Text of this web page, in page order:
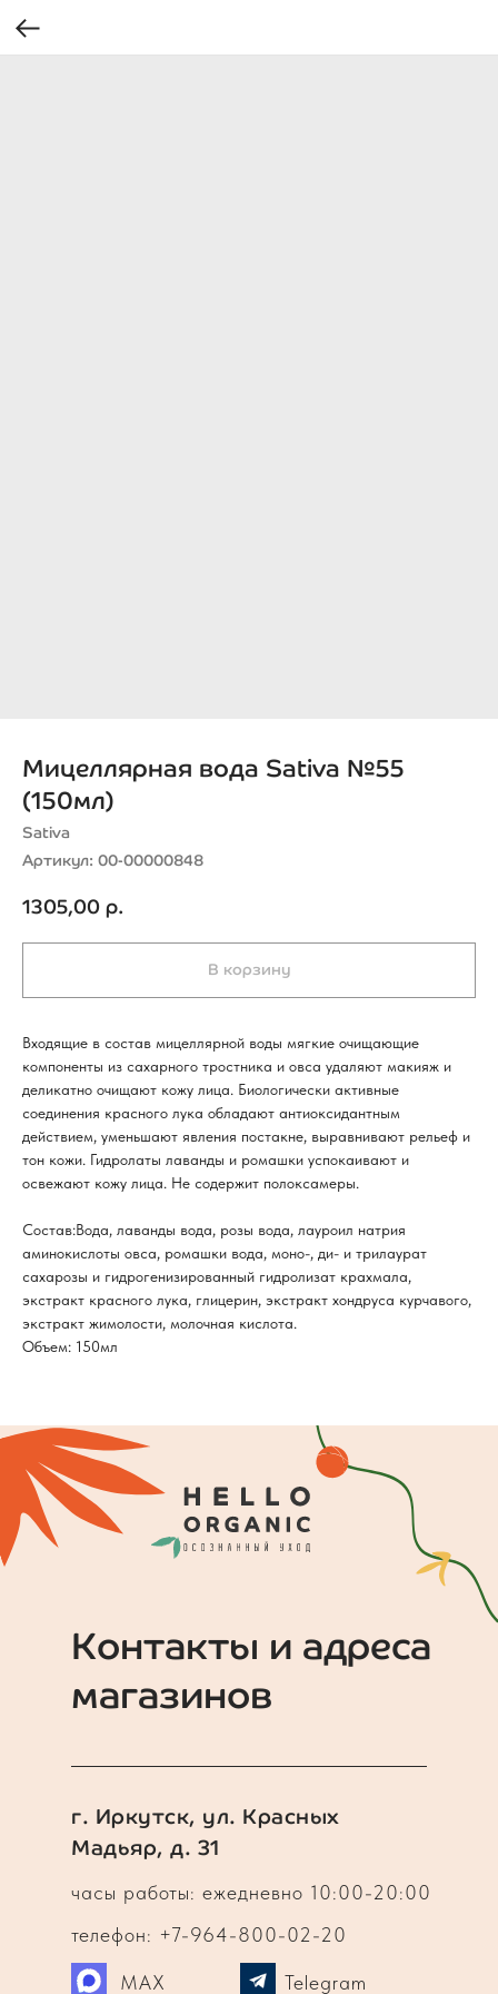
Мицеллярная вода Sativa №55
(150мл)
Sativa
Артикул: 00-00000848
1305,00 р.
В корзину
Входящие в состав мицеллярной воды мягкие очищающие
компоненты из сахарного тростника и овса удаляют макияж и
деликатно очищают кожу лица. Биологически активные
соединения красного лука обладают антиоксидантным
действием, уменьшают явления постакне, выравнивают рельеф и
тон кожи. Гидролаты лаванды и ромашки успокаивают и
освежают кожу лица. Не содержит полоксамеры.
Состав:Вода, лаванды вода, розы вода, лауроил натрия
аминокислоты овса, ромашки вода, моно-, ди- и трилаурат
сахарозы и гидрогенизированный гидролизат крахмала,
экстракт красного лука, глицерин, экстракт хондруса курчавого,
экстракт жимолости, молочная кислота.
Объем: 150мл
Контакты и адреса
магазинов
часы работы: ежедневно 10:00-20:00
г. Иркутск, ул. Красных
Мадьяр, д. 31
телефон: +7-964-800-02-20
Telegram
MAX